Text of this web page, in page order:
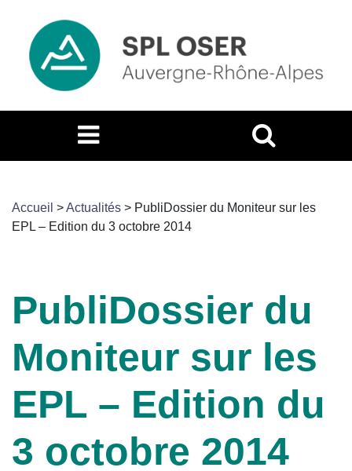
Accueil >Actualités > PubliDossier du Moniteur sur les
EPL – Edition du 3 octobre 2014
PubliDossier du
Moniteur sur les
EPL – Edition du
3 octobre 2014